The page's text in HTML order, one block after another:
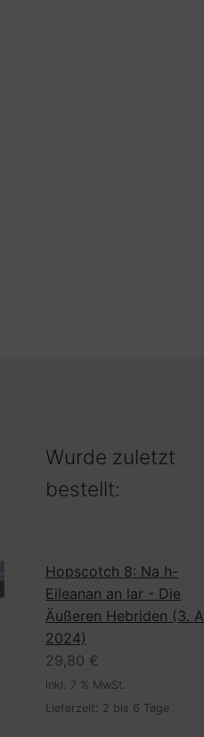
Wurde zuletzt
bestellt:
Hopscotch 8: Na h-
Eileanan an lar - Die
Äußeren Hebriden (3.
2024)
29,80 €
inkl. 7 % MwSt.
Lieferzeit: 2 bis 6 Tage